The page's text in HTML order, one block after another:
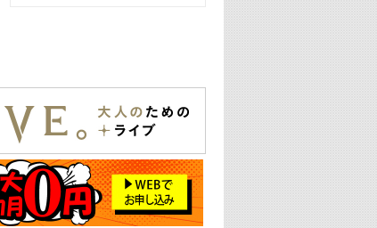
22:00
大人のための名曲セレクション ～バン
ド編～【歌詞入り】
22:30
今推したい! エムオン!おすすめミュー
ジックビデオ特集＜#28＞
23:00